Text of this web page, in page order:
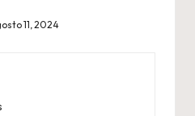
11, 2024